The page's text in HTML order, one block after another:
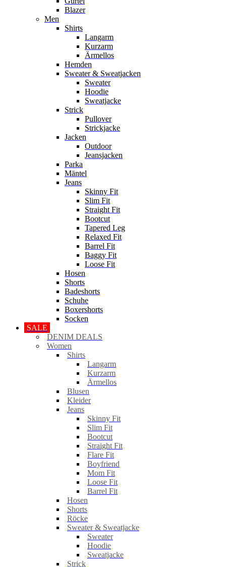
Blazer
Men
Shirts
Langarm
Kurzarm
Ärmellos
Hemden
Sweater & Sweatjacken
Sweater
Hoodie
Sweatjacke
Strick
Pullover
Strickjacke
Jacken
Outdoor
Jeansjacken
Parka
Mäntel
Jeans
Skinny Fit
Slim Fit
Straight Fit
Bootcut
Tapered Leg
Relaxed Fit
Barrel Fit
Baggy Fit
Loose Fit
Hosen
Shorts
Badeshorts
Schuhe
Boxershorts
Socken
SALE
DENIM DEALS
Women
Shirts
Langarm
Kurzarm
Ärmellos
Blusen
Kleider
Jeans
Skinny Fit
Slim Fit
Bootcut
Straight Fit
Flare Fit
Boyfriend
Mom Fit
Loose Fit
Barrel Fit
Hosen
Shorts
Röcke
Sweater & Sweatjacke
Sweater
Hoodie
Sweatjacke
Strick